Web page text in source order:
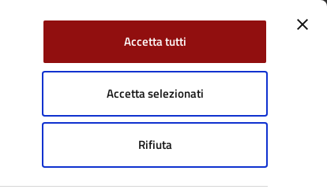
Accetta tutti
Accetta selezionati
Rifiuta
TwitterYouTube Cerca:
Tutti gli argomenti